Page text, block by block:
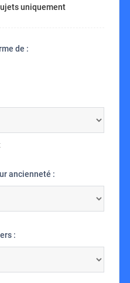
uniquement
de :
ancienneté :
: